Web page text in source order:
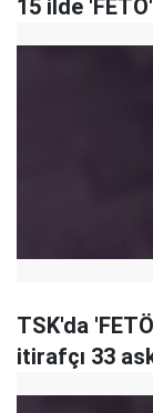
15 ilde
TSK'da
itirafçı 33